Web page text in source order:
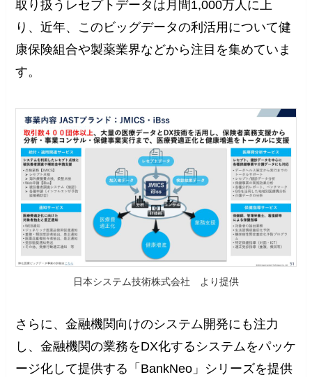
取り扱うレセプトデータは月間1,000万人に上
り、近年、このビッグデータの利活用について健
康保険組合や製薬業界などから注目を集めていま
す。
日本システム技術株式会社 より提供
さらに、金融機関向けのシステム開発にも注力
し、金融機関の業務をDX化するシステムをパッケ
ージ化して提供する「BankNeo」シリーズを提供